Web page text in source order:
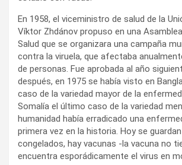
En 1958, el viceministro de salud de la
Víktor Zhdánov propuso en una
Salud que se organizara una campaña
contra la viruela, que afectaba
de personas. Fue aprobada al año
después, en 1975 se había visto en
caso de la variedad mayor de la
Somalía el último caso de la variedad
humanidad había erradicado una
primera vez en la historia. Hoy se
congelados, hay vacunas -la vacuna no
encuentra esporádicamente el virus en